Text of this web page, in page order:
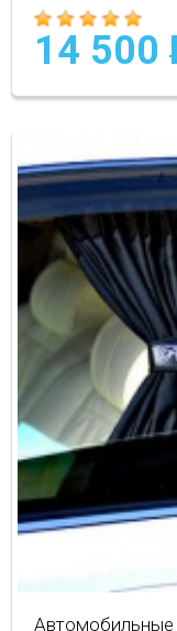
14 500
Автомобильные